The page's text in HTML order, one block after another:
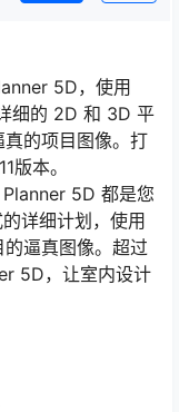
5D，使用
细的 2D 和 3D 平
的项目图像。打
版本。
5D 都是您
详细计划，使用
逼真图像。超过
5D，让室内设计